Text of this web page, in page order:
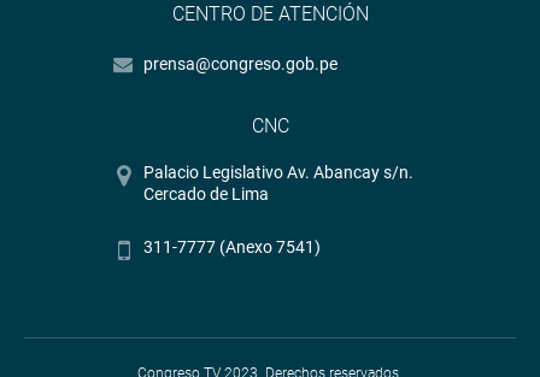
CENTRO DE ATENCIÓN
prensa@congreso.gob.pe
CNC
Palacio Legislativo Av. Abancay s/n.
Cercado de Lima
311-7777 (Anexo 7541)
Congreso TV 2023. Derechos reservados.